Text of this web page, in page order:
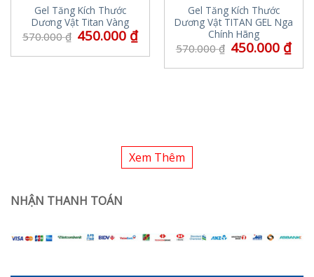
Gel Tăng Kích Thước
Dương Vật Titan Vàng
570.000₫ 450.000 ₫
Gel Tăng Kích Thước
Dương Vật TITAN GEL Nga
Chính Hãng
570.000₫ 450.000 ₫
Xem Thêm
NHẬN THANH TOÁN